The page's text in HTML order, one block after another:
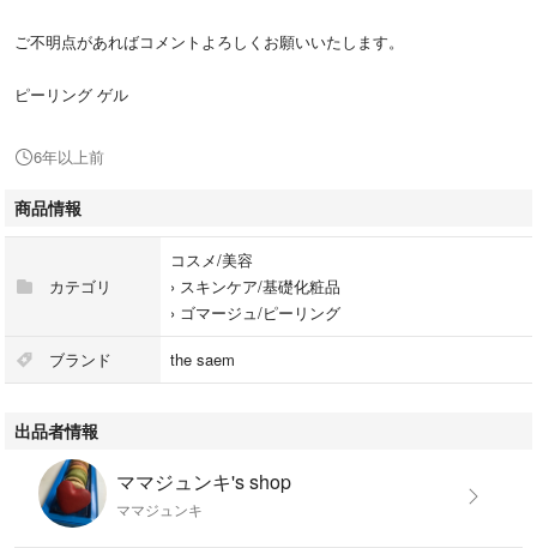
ご不明点があればコメントよろしくお願いいたします。
ピーリング ゲル
6年以上前
商品情報
カテゴリ
コスメ/美容
› スキンケア/基礎化粧品
› ゴマージュ/ピーリング
ブランド the saem
出品者情報
ママジュンキ's shop
ママジュンキ